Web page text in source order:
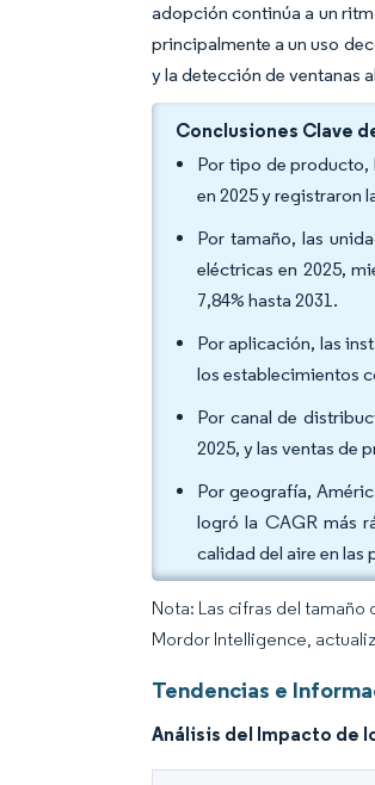
adopción continúa a un
principalmente a un uso
y la detección de ventanas
Conclusiones Clave
Por tipo de producto,
en 2025 y registraron
Por tamaño, las
eléctricas en 2025,
7,84% hasta 2031.
Por aplicación, las
los establecimientos
Por canal de
2025, y las ventas de
Por geografía,
logró la CAGR más
calidad del aire en las
Nota: Las cifras del
Mordor Intelligence,
Tendencias e
Análisis del Impacto de